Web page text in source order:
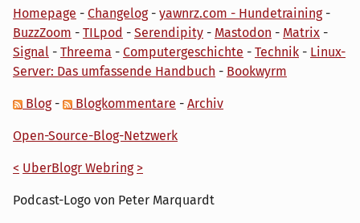
Homepage - Changelog- yawnrz.com - Hundetraining-
BuzzZoom - TILpod - Serendipity - Mastodon - Matrix -
Signal - Threema - Computergeschichte - Technik - Linux-
Server: Das umfassende Handbuch - Bookwyrm
Blog- Blogkommentare - Archiv
Open-Source-Blog-Netzwerk
< UberBlogr Webring >
Podcast-Logo von Peter Marquardt